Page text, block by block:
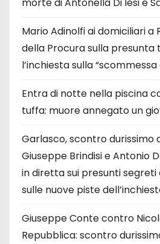
Mario Adinolfi ai domiciliari a
della Procura sulla presunta
l’inchiesta sulla
Entra di notte nella piscina
tuffa: muore annegato un
Garlasco, scontro durissimo
Giuseppe Brindisi e Antonio
in diretta sui presunti segreti
sulle nuove piste
Giuseppe Conte contro
Repubblica: scontro